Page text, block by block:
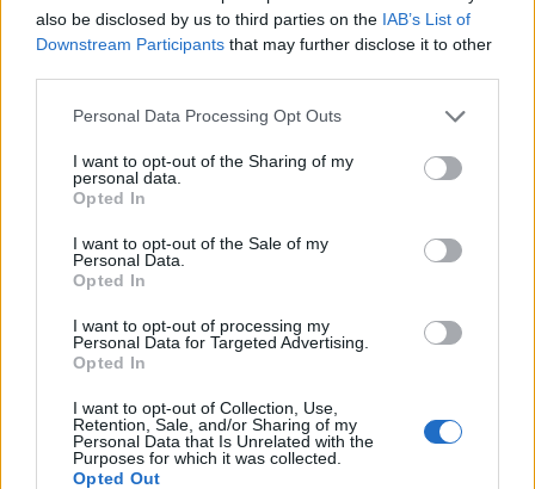
also be disclosed by us to third parties on the IAB’s List of
Downstream Participants that may further disclose it to other
Please note that this website/app uses one or more Google
not limited to your visit or usage behaviour. You may click to
grant or deny consent to Google and its third-party tags to
use your data for below specified purposes in below Google
consent section.
Personal Data Processing Opt Outs
I want to opt-out of the Sharing of my
personal data.
Opted In
I want to opt-out of the Sale of my
Personal Data.
Opted In
I want to opt-out of processing my
Personal Data for Targeted Advertising.
Opted In
I want to opt-out of Collection, Use,
Retention, Sale, and/or Sharing of my
Personal Data that Is Unrelated with the
Purposes for which it was collected.
Opted Out
Babát vár Palvin Barbara...
építészke•2026. május 15.
A fiatal magyar modell tegnap este saját közösségi
felületén osztotta meg követőivel azt az örömhírt,
mely szerint, első kisbabájával várandós. A Cannes-i
Filmfesztiválon először jelent férje oldalán úgy, hogy
semmi kétséget nem hagyott afelől: anyai örömök
elé néz. Palvin Barbara 2018-ban lett…